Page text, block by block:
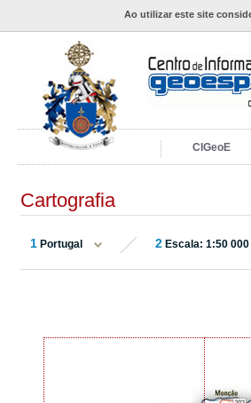
Ao utilizar este site
CIGeoE
Cartografia
1 Portugal 2 Escala: 1:50 000